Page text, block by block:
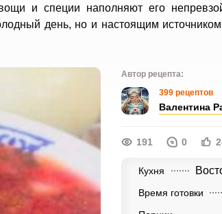
и специи наполняют его
день, но и настоящим
Автор рецепта:
399 рецептов
Валентина
191 0
Кухня
Время готовки